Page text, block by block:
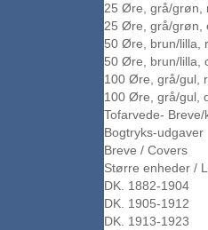
25 Øre, grå/grøn,
25 Øre, grå/grøn,
50 Øre, brun/lilla,
50 Øre, brun/lilla,
100 Øre, grå/gul,
100 Øre, grå/gul,
Tofarvede- Breve/
Bogtryks-udgaver
Breve / Covers
Større enheder /
DK. 1882-1904
DK. 1905-1912
DK. 1913-1923